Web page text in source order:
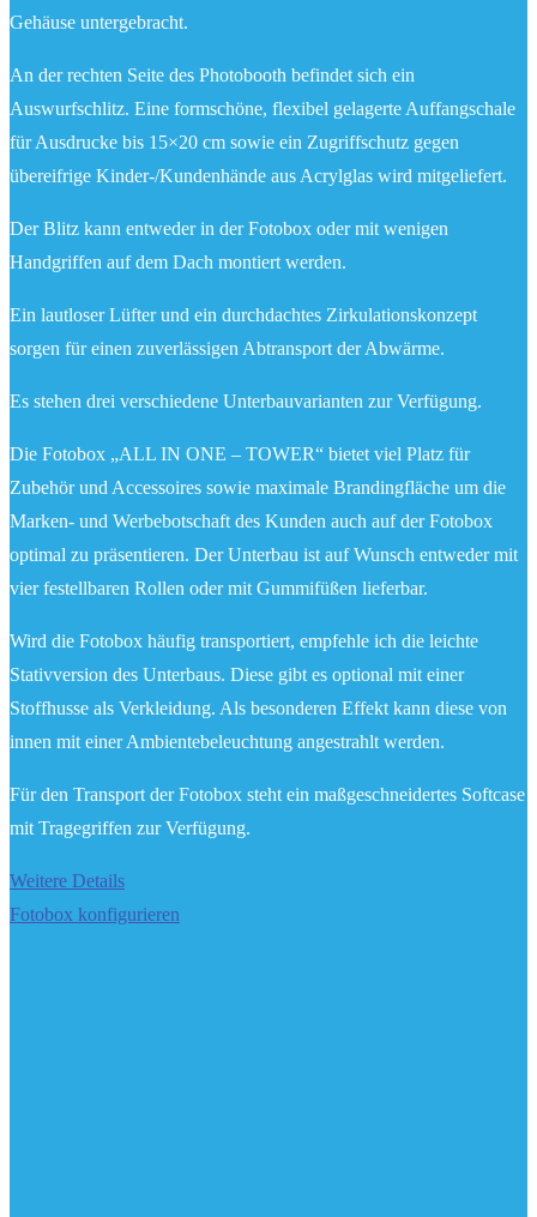
Gehäuse untergebracht.
An der rechten Seite des Photobooth befindet sich ein
Auswurfschlitz. Eine formschöne, flexibel gelagerte Auffangschale
für Ausdrucke bis 15×20 cm sowie ein Zugriffschutz gegen
übereifrige Kinder-/Kundenhände aus Acrylglas wird mitgeliefert.
Der Blitz kann entweder in der Fotobox oder mit wenigen
Handgriffen auf dem Dach montiert werden.
Ein lautloser Lüfter und ein durchdachtes Zirkulationskonzept
sorgen für einen zuverlässigen Abtransport der Abwärme.
Es stehen drei verschiedene Unterbauvarianten zur Verfügung.
Die Fotobox „ALL IN ONE – TOWER“ bietet viel Platz für
Zubehör und Accessoires sowie maximale Brandingfläche um die
Marken- und Werbebotschaft des Kunden auch auf der Fotobox
optimal zu präsentieren. Der Unterbau ist auf Wunsch entweder mit
vier festellbaren Rollen oder mit Gummifüßen lieferbar.
Wird die Fotobox häufig transportiert, empfehle ich die leichte
Stativversion des Unterbaus. Diese gibt es optional mit einer
Stoffhusse als Verkleidung. Als besonderen Effekt kann diese von
innen mit einer Ambientebeleuchtung angestrahlt werden.
Für den Transport der Fotobox steht ein maßgeschneidertes Softcase
mit Tragegriffen zur Verfügung.
Weitere Details
Fotobox konfigurieren